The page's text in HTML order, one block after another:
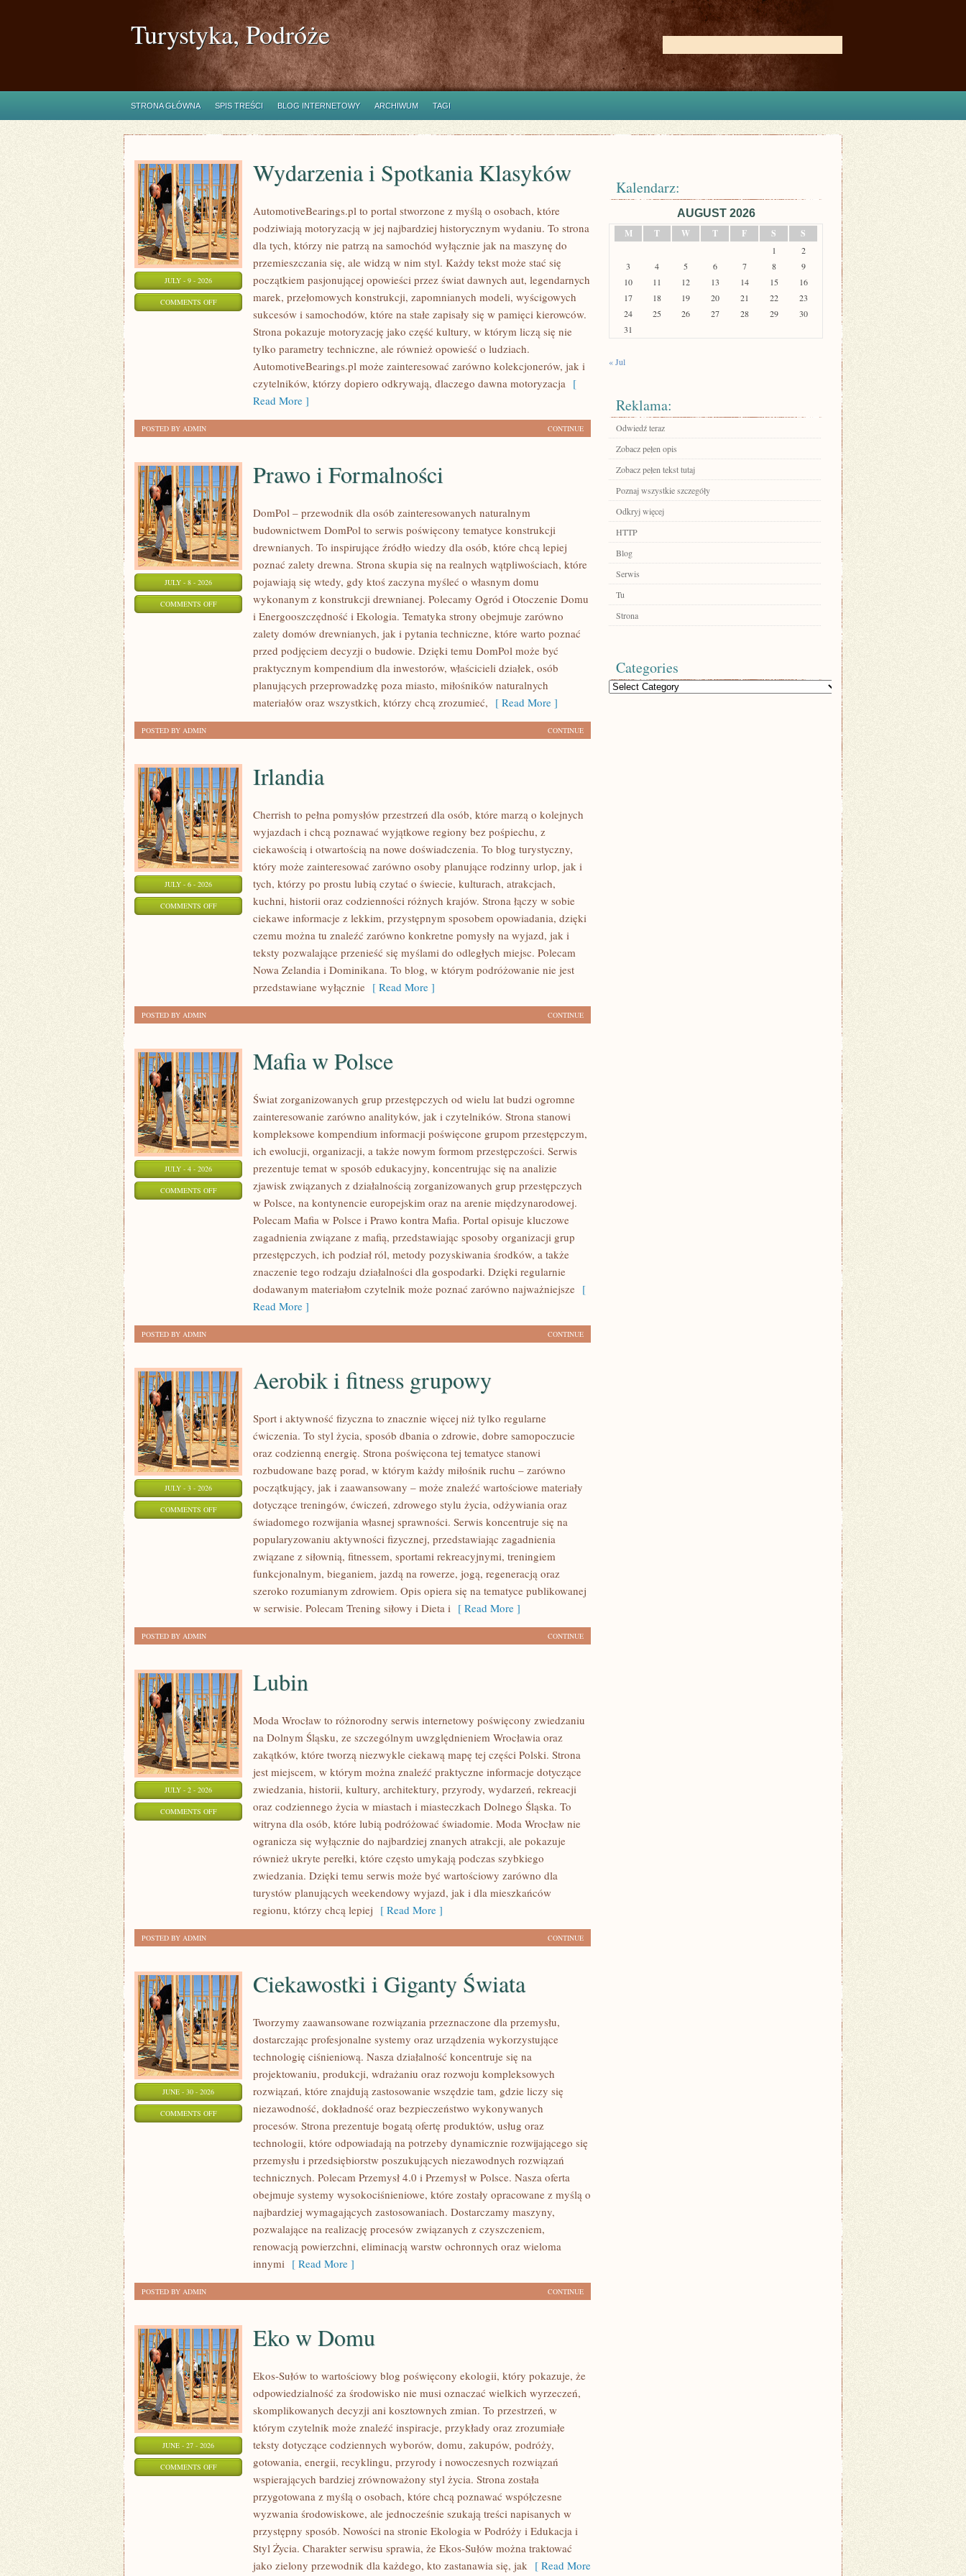
Turystyka, Podróże
STRONA GŁÓWNA SPIS TREŚCI BLOG INTERNETOWY ARCHIWUM TAGI
JULY - 9 - 2026
COMMENTS OFFON
WYDARZENIA
SPOTKANIA
KLASYKÓW
Wydarzenia i Spotkania Klasyków
AutomotiveBearings.pl to portal stworzone z myślą o osobach, które
podziwiają motoryzacją w jej najbardziej historycznym wydaniu. To strona
dla tych, którzy nie patrzą na samochód wyłącznie jak na maszynę do
przemieszczania się, ale widzą w nim styl. Każdy tekst może stać się
początkiem pasjonującej opowieści przez świat dawnych aut, legendarnych
marek, przełomowych konstrukcji, zapomnianych modeli, wyścigowych
sukcesów i samochodów, które na stałe zapisały się w pamięci kierowców.
Strona pokazuje motoryzację jako część kultury, w którym liczą się nie
tylko parametry techniczne, ale również opowieść o ludziach.
AutomotiveBearings.pl może zainteresować zarówno kolekcjonerów, jak i
czytelników, którzy dopiero odkrywają, dlaczego dawna motoryzacja [
Read More ]
CONTINUE
POSTED BY ADMIN
JULY - 8 - 2026
COMMENTS OFFON
FORMALNOŚCI
Prawo i Formalności
DomPol – przewodnik dla osób zainteresowanych naturalnym
budownictwem DomPol to serwis poświęcony tematyce konstrukcji
drewnianych. To inspirujące źródło wiedzy dla osób, które chcą lepiej
poznać zalety drewna. Strona skupia się na realnych wątpliwościach, które
pojawiają się wtedy, gdy ktoś zaczyna myśleć o własnym domu
wykonanym z konstrukcji drewnianej. Polecamy Ogród i Otoczenie Domu
i Energooszczędność i Ekologia. Tematyka strony obejmuje zarówno
zalety domów drewnianych, jak i pytania techniczne, które warto poznać
przed podjęciem decyzji o budowie. Dzięki temu DomPol może być
praktycznym kompendium dla inwestorów, właścicieli działek, osób
planujących przeprowadzkę poza miasto, miłośników naturalnych
materiałów oraz wszystkich, którzy chcą zrozumieć, [ Read More ]
CONTINUE
POSTED BY ADMIN
JULY - 6 - 2026
COMMENTS OFFON
Irlandia
Cherrish to pełna pomysłów przestrzeń dla osób, które marzą o kolejnych
wyjazdach i chcą poznawać wyjątkowe regiony bez pośpiechu, z
ciekawością i otwartością na nowe doświadczenia. To blog turystyczny,
który może zainteresować zarówno osoby planujące rodzinny urlop, jak i
tych, którzy po prostu lubią czytać o świecie, kulturach, atrakcjach,
kuchni, historii oraz codzienności różnych krajów. Strona łączy w sobie
ciekawe informacje z lekkim, przystępnym sposobem opowiadania, dzięki
czemu można tu znaleźć zarówno konkretne pomysły na wyjazd, jak i
teksty pozwalające przenieść się myślami do odległych miejsc. Polecam
Nowa Zelandia i Dominikana. To blog, w którym podróżowanie nie jest
przedstawiane wyłącznie [ Read More ]
CONTINUE
POSTED BY ADMIN
JULY - 4 - 2026
COMMENTS OFFON
Mafia w Polsce
Świat zorganizowanych grup przestępczych od wielu lat budzi ogromne
zainteresowanie zarówno analityków, jak i czytelników. Strona stanowi
kompleksowe kompendium informacji poświęcone grupom przestępczym,
ich ewolucji, organizacji, a także nowym formom przestępczości. Serwis
prezentuje temat w sposób edukacyjny, koncentrując się na analizie
zjawisk związanych z działalnością zorganizowanych grup przestępczych
w Polsce, na kontynencie europejskim oraz na arenie międzynarodowej.
Polecam Mafia w Polsce i Prawo kontra Mafia. Portal opisuje kluczowe
zagadnienia związane z mafią, przedstawiając sposoby organizacji grup
przestępczych, ich podział ról, metody pozyskiwania środków, a także
znaczenie tego rodzaju działalności dla gospodarki. Dzięki regularnie
dodawanym materiałom czytelnik może poznać zarówno najważniejsze [
Read More ]
CONTINUE
POSTED BY ADMIN
JULY - 3 - 2026
COMMENTS OFFON
Aerobik i fitness grupowy
Sport i aktywność fizyczna to znacznie więcej niż tylko regularne
ćwiczenia. To styl życia, sposób dbania o zdrowie, dobre samopoczucie
oraz codzienną energię. Strona poświęcona tej tematyce stanowi
rozbudowane bazę porad, w którym każdy miłośnik ruchu – zarówno
początkujący, jak i zaawansowany – może znaleźć wartościowe materiały
dotyczące treningów, ćwiczeń, zdrowego stylu życia, odżywiania oraz
świadomego rozwijania własnej sprawności. Serwis koncentruje się na
popularyzowaniu aktywności fizycznej, przedstawiając zagadnienia
związane z siłownią, fitnessem, sportami rekreacyjnymi, treningiem
funkcjonalnym, bieganiem, jazdą na rowerze, jogą, regeneracją oraz
szeroko rozumianym zdrowiem. Opis opiera się na tematyce publikowanej
w serwisie. Polecam Trening siłowy i Dieta i [ Read More ]
CONTINUE
POSTED BY ADMIN
JULY - 2 - 2026
COMMENTS OFFON
Lubin
Moda Wrocław to różnorodny serwis internetowy poświęcony zwiedzaniu
na Dolnym Śląsku, ze szczególnym uwzględnieniem Wrocławia oraz
zakątków, które tworzą niezwykle ciekawą mapę tej części Polski. Strona
jest miejscem, w którym można znaleźć praktyczne informacje dotyczące
zwiedzania, historii, kultury, architektury, przyrody, wydarzeń, rekreacji
oraz codziennego życia w miastach i miasteczkach Dolnego Śląska. To
witryna dla osób, które lubią podróżować świadomie. Moda Wrocław nie
ogranicza się wyłącznie do najbardziej znanych atrakcji, ale pokazuje
również ukryte perełki, które często umykają podczas szybkiego
zwiedzania. Dzięki temu serwis może być wartościowy zarówno dla
turystów planujących weekendowy wyjazd, jak i dla mieszkańców
regionu, którzy chcą lepiej [ Read More ]
CONTINUE
POSTED BY ADMIN
JUNE - 30 - 2026
COMMENTS OFFON
CIEKAWOSTKI
Ciekawostki i Giganty Świata
Tworzymy zaawansowane rozwiązania przeznaczone dla przemysłu,
dostarczając profesjonalne systemy oraz urządzenia wykorzystujące
technologię ciśnieniową. Nasza działalność koncentruje się na
projektowaniu, produkcji, wdrażaniu oraz rozwoju kompleksowych
rozwiązań, które znajdują zastosowanie wszędzie tam, gdzie liczy się
niezawodność, dokładność oraz bezpieczeństwo wykonywanych
procesów. Strona prezentuje bogatą ofertę produktów, usług oraz
technologii, które odpowiadają na potrzeby dynamicznie rozwijającego się
przemysłu i przedsiębiorstw poszukujących niezawodnych rozwiązań
technicznych. Polecam Przemysł 4.0 i Przemysł w Polsce. Nasza oferta
obejmuje systemy wysokociśnieniowe, które zostały opracowane z myślą o
najbardziej wymagających zastosowaniach. Dostarczamy maszyny,
pozwalające na realizację procesów związanych z czyszczeniem,
renowacją powierzchni, eliminacją warstw ochronnych oraz wieloma
innymi [ Read More ]
CONTINUE
POSTED BY ADMIN
JUNE - 27 - 2026
COMMENTS OFFON
Eko w Domu
Ekos-Sułów to wartościowy blog poświęcony ekologii, który pokazuje, że
odpowiedzialność za środowisko nie musi oznaczać wielkich wyrzeczeń,
skomplikowanych decyzji ani kosztownych zmian. To przestrzeń, w
którym czytelnik może znaleźć inspiracje, przykłady oraz zrozumiałe
teksty dotyczące codziennych wyborów, domu, zakupów, podróży,
gotowania, energii, recyklingu, przyrody i nowoczesnych rozwiązań
wspierających bardziej zrównoważony styl życia. Strona została
przygotowana z myślą o osobach, które chcą poznawać współczesne
wyzwania środowiskowe, ale jednocześnie szukają treści napisanych w
przystępny sposób. Nowości na stronie Ekologia w Podróży i Edukacja i
Styl Życia. Charakter serwisu sprawia, że Ekos-Sułów można traktować
jako zielony przewodnik dla każdego, kto zastanawia się, jak [ Read More
Kalendarz:
AUGUST 2026
M
T W T F S S
1
2
3
4 5 6 7 8
9
10
11 12 13 14 15
16
17
18 19 20 21 22
23
24
25 26 27 28 29
30
31
« Jul
Reklama:
Odwiedź teraz
Zobacz pełen opis
Zobacz pełen tekst tutaj
Poznaj wszystkie szczegóły
Odkryj więcej
HTTP
Blog
Serwis
Tu
Strona
Categories
Categories